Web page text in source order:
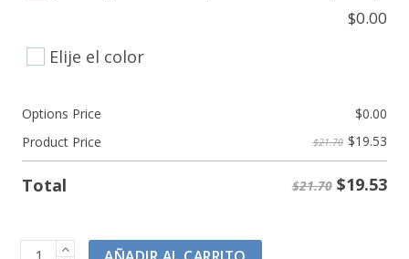
$0.00
Elije el color
Options Price $0.00
Product Price
$21.70 $19.53
Total $21.70 $19.53